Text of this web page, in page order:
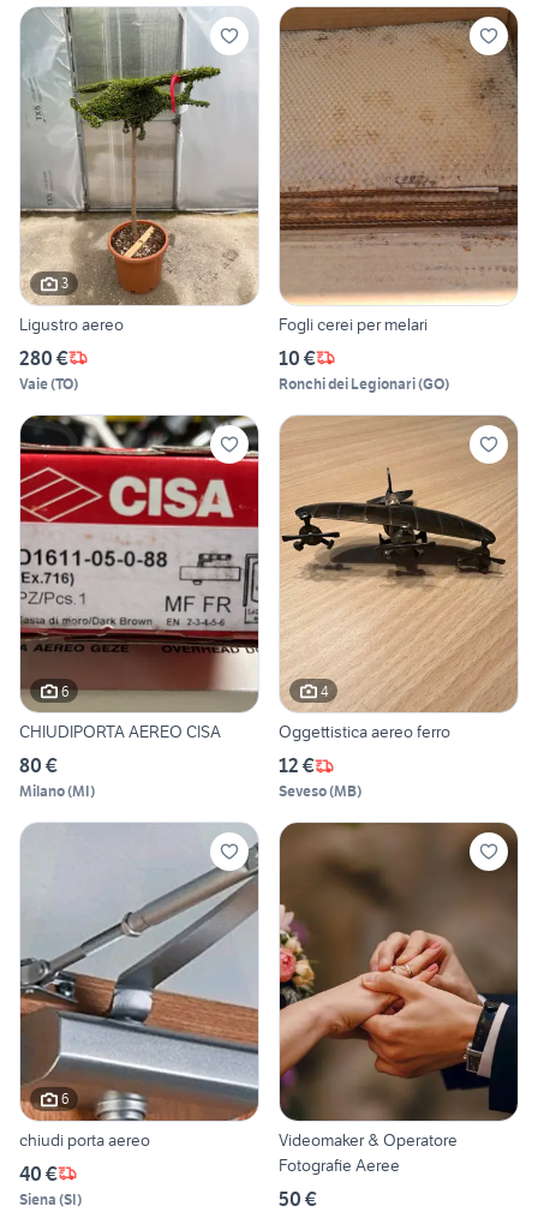
3
Ligustro aereo
280 €
Vaie(TO)
Fogli cerei per melari
10 €
Ronchi dei Legionari(GO)
6
CHIUDIPORTA AEREO CISA
80 €
Milano(MI)
4
Oggettistica aereo ferro
12 €
Seveso(MB)
6
chiudi porta aereo
40 €
Siena (SI)
Videomaker & Operatore
Fotografie Aeree
50 €